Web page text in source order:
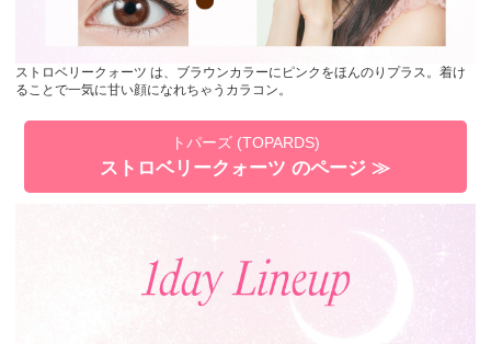
ストロベリークォーツ は、ブラウンカラーにピンクをほんのりプラス。着け
ることで一気に甘い顔になれちゃうカラコン。
トパーズ (TOPARDS)
ストロベリークォーツ のページ ≫